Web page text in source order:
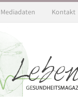
Mediadaten Kontakt